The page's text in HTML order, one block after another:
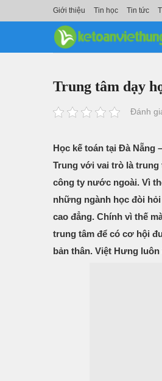
Giới thiệu Tin học Tin tức
Trung tâm dạy
Đánh
Học kế toán tại Đà
Trung với vai trò là trung
công ty nước ngoài. Vì
những ngành học đòi
cao đẳng. Chính vì thế
trung tâm để có cơ hội
bản thân. Việt Hưng